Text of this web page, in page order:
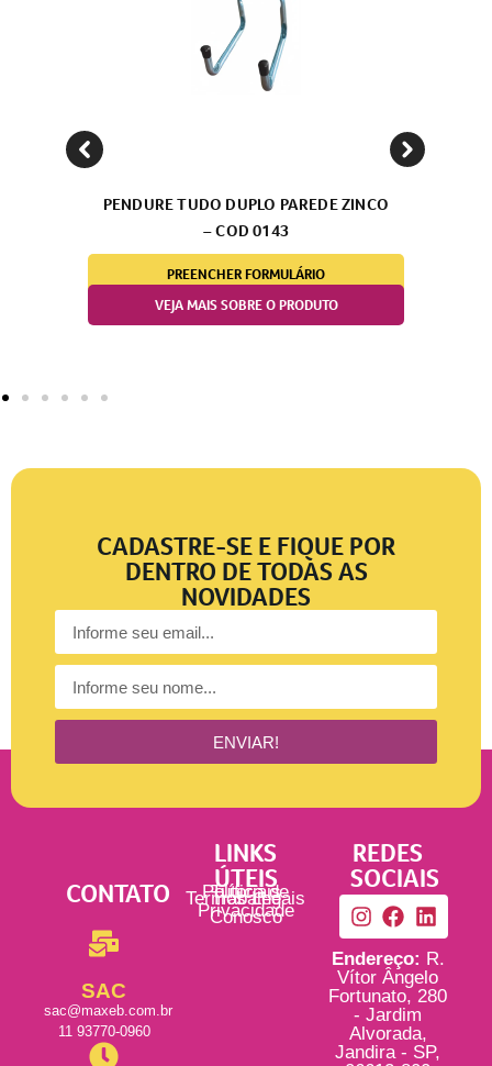
DUPLO PAREDE ZINCO
PENDURE TUDO DUPLO
CADASTRE-SE E FIQUE POR
DENTRO DE TODAS AS
NOVIDADES
ENVIAR!
CONTATO
SAC
sac@maxeb.com.br
11 93770-0960
LINKS
ÚTEIS
Tutoriais
Política de
Privacidade
Termos Legais
Trabalhe
Conosco
REDES
SOCIAIS
Endereço: R.
Vítor Ângelo
Fortunato, 280
- Jardim
Alvorada,
Jandira - SP,